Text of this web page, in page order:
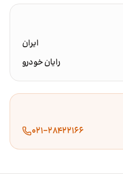
ایران
رایان خودرو
۰۲۱-۲۸۴۲۲۱۶۶